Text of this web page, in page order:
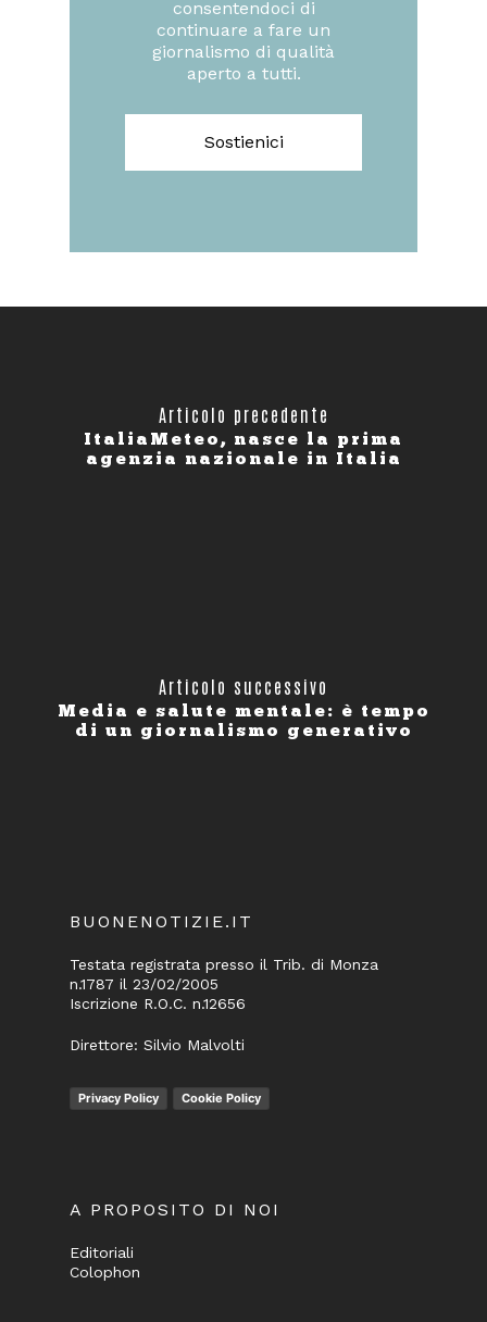
consentendoci di
continuare a fare un
giornalismo di qualità
aperto a tutti.
Sostienici
Articolo precedente
ItaliaMeteo, nasce la prima
agenzia nazionale in Italia
Articolo successivo
Media e salute mentale: è tempo
di un giornalismo generativo
BUONENOTIZIE.IT
Testata registrata presso il Trib. di Monza
n.1787 il 23/02/2005
Iscrizione R.O.C. n.12656
Direttore: Silvio Malvolti
Privacy Policy Cookie Policy
A PROPOSITO DI NOI
Editoriali
Colophon